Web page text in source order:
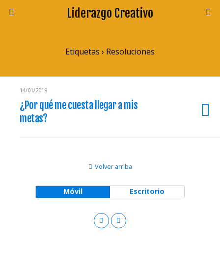
Liderazgo Creativo
Etiquetas › Resoluciones
14/01/2019
¿Por qué me cuesta llegar a mis
metas?
Volver arriba
Móvil Escritorio